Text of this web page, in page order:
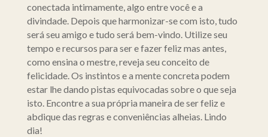
conectada intimamente, algo entre você e a
divindade. Depois que harmonizar-se com isto, tudo
será seu amigo e tudo será bem-vindo. Utilize seu
tempo e recursos para ser e fazer feliz mas antes,
como ensina o mestre, reveja seu conceito de
felicidade. Os instintos e a mente concreta podem
estar lhe dando pistas equivocadas sobre o que seja
isto. Encontre a sua própria maneira de ser feliz e
abdique das regras e conveniências alheias. Lindo
dia!